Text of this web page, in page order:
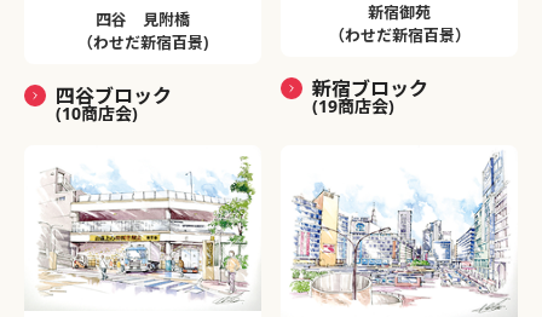
四谷 見附橋
（わせだ新宿百景)
四谷ブロック
(10商店会)
新宿御苑
（わせだ新宿百景）
新宿ブロック
(19商店会)